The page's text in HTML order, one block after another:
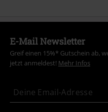
E-Mail Newsletter
Greif einen 15%* Gutschein ab,
jetzt anmeldest! Mehr Infos